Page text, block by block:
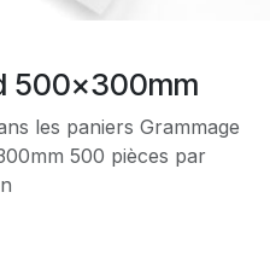
500x300mm
les paniers Grammage
500 pièces par